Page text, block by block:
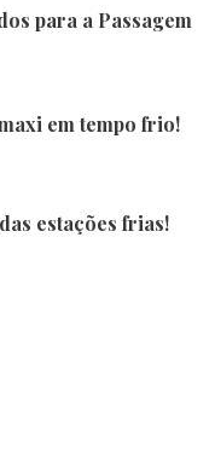
para a Passagem
em tempo frio!
estações frias!